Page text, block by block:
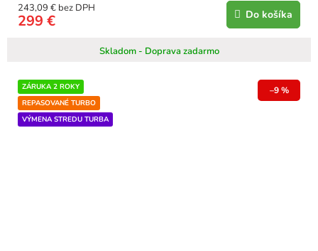
Skladom - Doprava zadarmo
243,09 € bez DPH
299 € Do košíka
ZÁRUKA 2 ROKY
REPASOVANÉ TURBO
VÝMENA STREDU TURBA
–9 %